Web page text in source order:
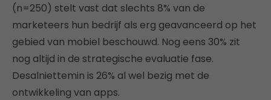
(n=250) stelt vast dat slechts 8% van de
marketeers hun bedrijf als erg geavanceerd op het
gebied van mobiel beschouwd. Nog eens 30% zit
nog altijd in de strategische evaluatie fase.
Desalniettemin is 26% al wel bezig met de
ontwikkeling van apps.